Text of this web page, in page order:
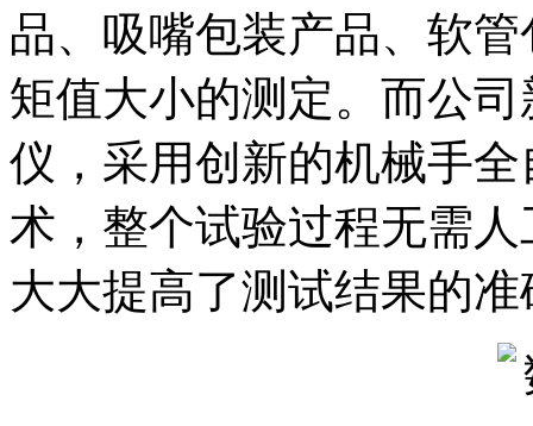
品、吸嘴包装产品、软
矩值大小的测定。而公
仪，采用创新的机械手
术，整个试验过程无需
大大提高了测试结果的